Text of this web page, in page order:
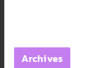
Archives